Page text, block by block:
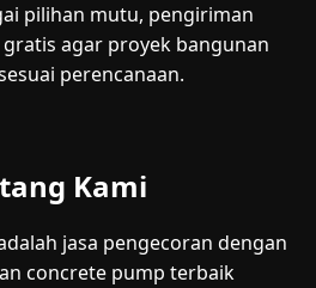
pilihan mutu, pengiriman
agar proyek bangunan
perencanaan.
Kami
jasa pengecoran dengan
concrete pump terbaik